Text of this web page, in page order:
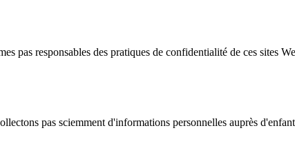
pas responsables des pratiques de confidentialité de ces sites
pas sciemment d'informations personnelles auprès